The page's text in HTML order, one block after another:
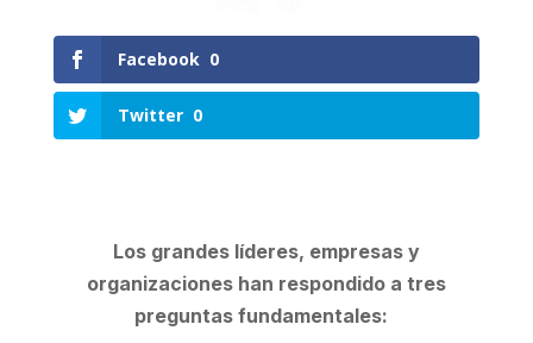
Facebook 0
Twitter 0
Los grandes líderes, empresas y
organizaciones han respondido a tres
preguntas fundamentales: